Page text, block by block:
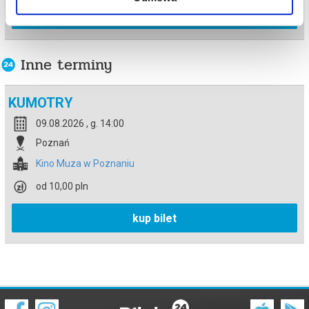
info
Inne terminy
KUMOTRY
09.08.2026 , g. 14:00
Poznań
Kino Muza w Poznaniu
od 10,00 pln
kup bilet